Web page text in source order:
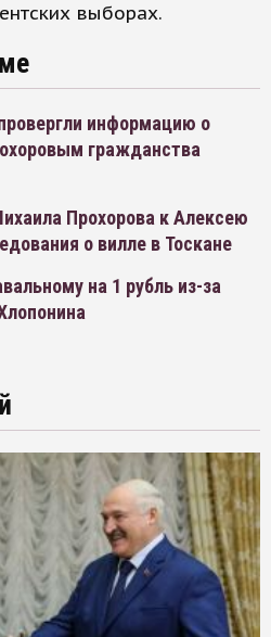
выборах.
информацию о
гражданства
Прохорова к Алексею
о вилле в Тоскане
на 1 рубль из-за